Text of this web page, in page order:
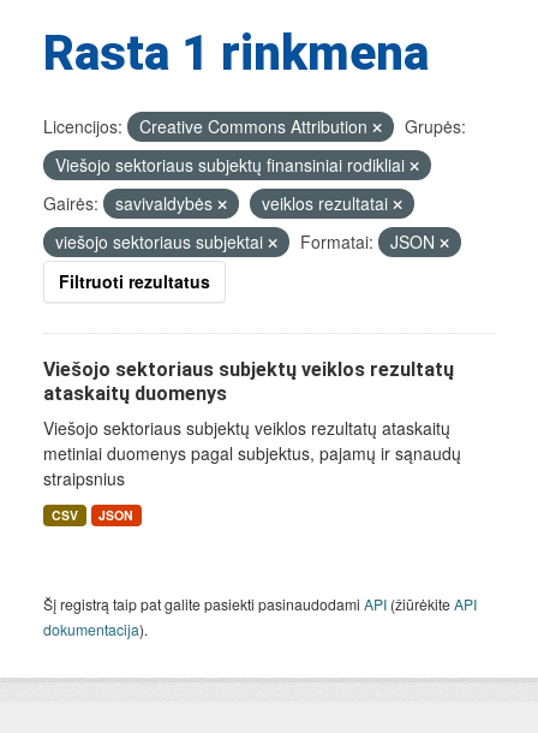
Rasta 1 rinkmena
Licencijos: Creative Commons Attribution
Grupės:
Viešojo sektoriaus subjektų finansiniai rodikliai
Gairės:
savivaldybės
veiklos rezultatai
viešojo sektoriaus subjektai
Formatai:
JSON
Filtruoti rezultatus
Viešojo sektoriaus subjektų veiklos rezultatų
ataskaitų duomenys
Viešojo sektoriaus subjektų veiklos rezultatų ataskaitų
metiniai duomenys pagal subjektus, pajamų ir sąnaudų
straipsnius
CSV JSON
Šį registrą taip pat galite pasiekti pasinaudodami API (žiūrėkiteAPI
dokumentacija).